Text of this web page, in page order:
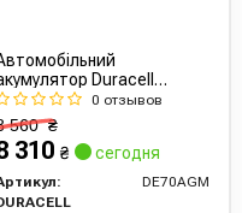
Duracell
AGM Start-Stop
70Ah 720A R+
0 отзывов
560₴
310 ₴ сегодня
DE70AGM